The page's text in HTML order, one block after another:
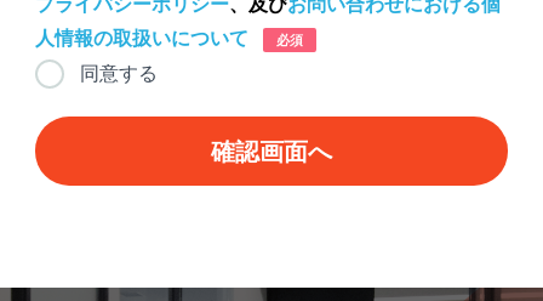
プライバシーポリシー、及びお問い合わせにおける個
人情報の取扱いについて
必須
同意する